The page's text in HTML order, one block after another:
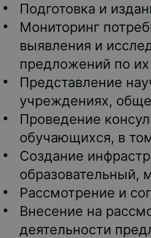
Подготовка и
Мониторинг
выявления и
предложений по
Представление
учреждениях,
Проведение
обучающихся, в
Создание
образовательный,
Рассмотрение и
Внесение на
деятельности